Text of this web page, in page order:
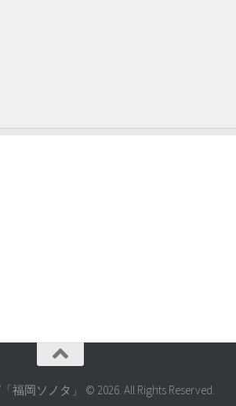
福岡ソノタ」 © 2026. All Rights Reserved.